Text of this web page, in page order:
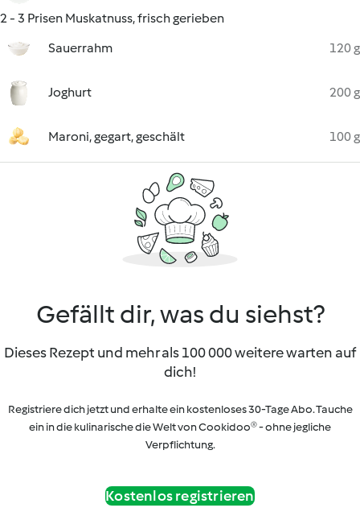
2 - 3 Prisen Muskatnuss, frisch gerieben
Sauerrahm
120 g
Joghurt 200 g
Maroni, gegart, geschält 100 g
Gefällt dir, was du siehst?
Dieses Rezept und mehr als 100 000 weitere warten auf
dich!
Registriere dich jetzt und erhalte ein kostenloses 30-Tage Abo. Tauche
ein in die kulinarische die Welt von Cookidoo® - ohne jegliche
Verpflichtung.
Kostenlos registrieren